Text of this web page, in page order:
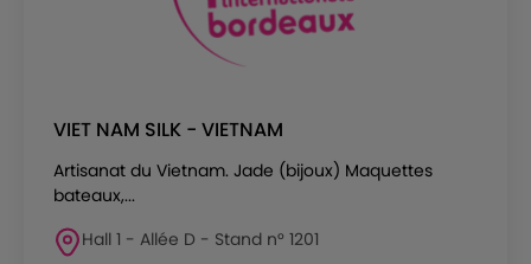
VIET NAM SILK - VIETNAM
Artisanat du Vietnam. Jade (bijoux) Maquettes
bateaux,...
Hall 1 - Allée D - Stand n° 1201